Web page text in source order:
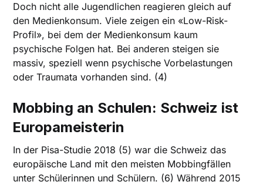
Doch nicht alle Jugendlichen reagieren gleich auf
den Medienkonsum. Viele zeigen ein «Low-Risk-
Profil», bei dem der Medienkonsum kaum
psychische Folgen hat. Bei anderen steigen sie
massiv, speziell wenn psychische Vorbelastungen
oder Traumata vorhanden sind. (4)
Mobbing an Schulen: Schweiz ist
Europameisterin
In der Pisa-Studie 2018 (5) war die Schweiz das
europäische Land mit den meisten Mobbingfällen
unter Schülerinnen und Schülern. (6) Während 2015